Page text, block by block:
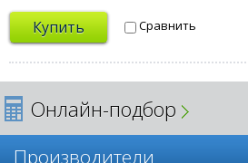
Купить Сравнить
Онлайн-подбор
Производители